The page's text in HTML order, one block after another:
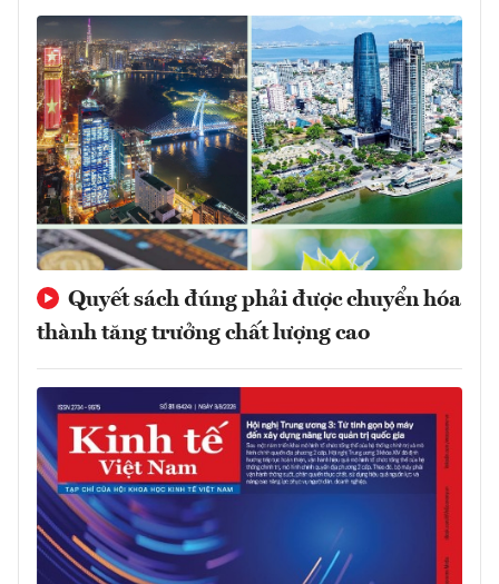
Quyết sách đúng phải được chuyển hóa
thành tăng trưởng chất lượng cao